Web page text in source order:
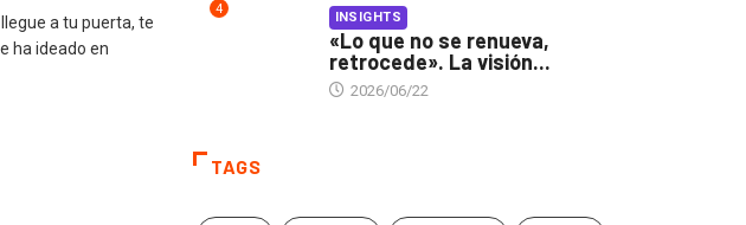
a tu puerta, te
ha ideado en
4 INSIGHTS
«Lo que no se renueva,
retrocede». La visión...
2026/06/22
TAGS